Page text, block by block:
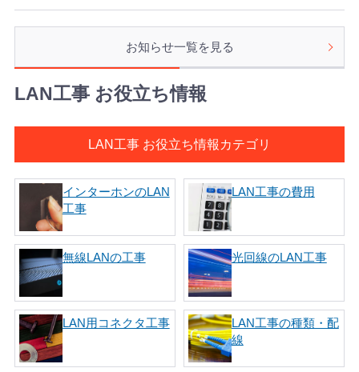
お知らせ一覧を見る
LAN工事 お役立ち情報
LAN工事 お役立ち情報カテゴリ
インターホンのLAN
工事
LAN工事の費用
無線LANの工事 光回線のLAN工事
LAN用コネクタ工事
LAN工事の種類・配
線